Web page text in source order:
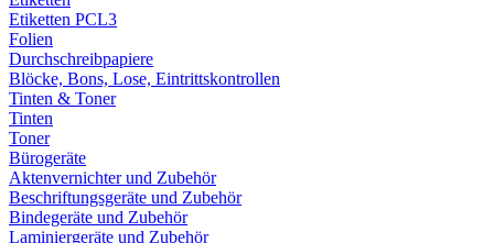
Etiketten PCL3
Folien
Durchschreibpapiere
Blöcke, Bons, Lose, Eintrittskontrollen
Tinten & Toner
Tinten
Toner
Bürogeräte
Aktenvernichter und Zubehör
Beschriftungsgeräte und Zubehör
Bindegeräte und Zubehör
Laminiergeräte und Zubehör